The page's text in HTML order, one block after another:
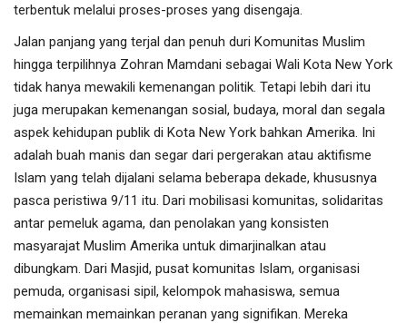
terbentuk melalui proses-proses yang disengaja.
Jalan panjang yang terjal dan penuh duri Komunitas Muslim
hingga terpilihnya Zohran Mamdani sebagai Wali Kota New York
tidak hanya mewakili kemenangan politik. Tetapi lebih dari itu
juga merupakan kemenangan sosial, budaya, moral dan segala
aspek kehidupan publik di Kota New York bahkan Amerika. Ini
adalah buah manis dan segar dari pergerakan atau aktifisme
Islam yang telah dijalani selama beberapa dekade, khususnya
pasca peristiwa 9/11 itu. Dari mobilisasi komunitas, solidaritas
antar pemeluk agama, dan penolakan yang konsisten
masyarajat Muslim Amerika untuk dimarjinalkan atau
dibungkam. Dari Masjid, pusat komunitas Islam, organisasi
pemuda, organisasi sipil, kelompok mahasiswa, semua
memainkan memainkan peranan yang signifikan. Mereka